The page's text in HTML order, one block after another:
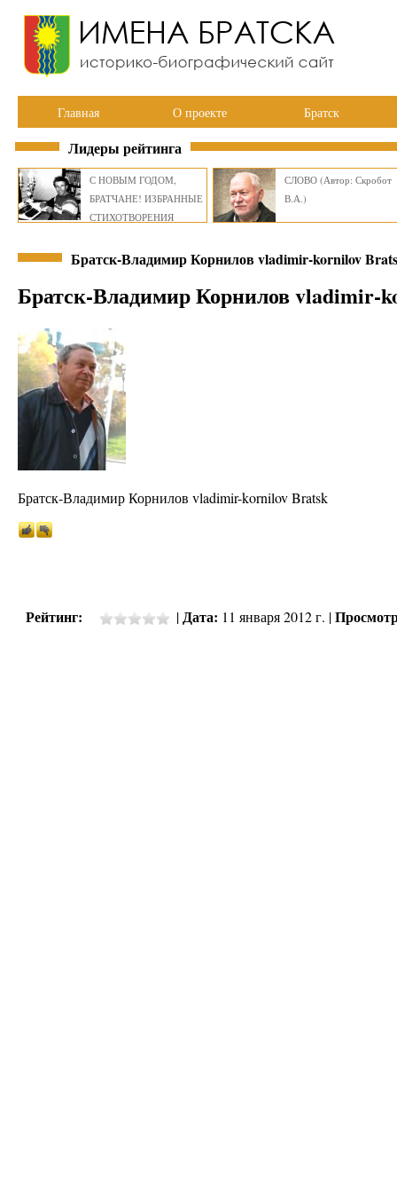
Главная О проекте Братск
Лидеры рейтинга
С НОВЫМ ГОДОМ,
БРАТЧАНЕ! ИЗБРАННЫЕ
СТИХОТВОРЕНИЯ
СЛОВО (Автор: Скробот
В.А.)
Братск-Владимир Корнилов vladimir-kornilov
Братск-Владимир Корнилов vladimir-
Братск-Владимир Корнилов vladimir-kornilov Bratsk
Рейтинг: |Дата: 11 января 2012 г. |